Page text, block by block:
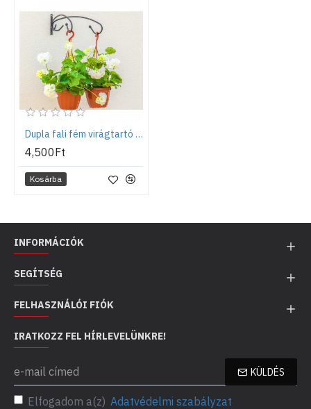
Dupla fali fém virágtartó akasztó
4,500Ft
Kosárba
INFORMÁCIÓK
SEGÍTSÉG
FELHASZNÁLÓI FIÓK
IRATKOZZ FEL HÍRLEVELÜNKRE!
KÜLDÉS
Elfogadom a(z) Adatvédelmi szabályzat